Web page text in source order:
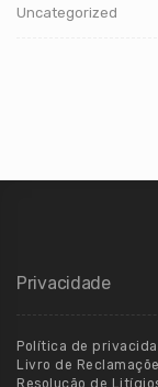
Uncategorized
Privacidade
Política de
Livro de
Resolução de